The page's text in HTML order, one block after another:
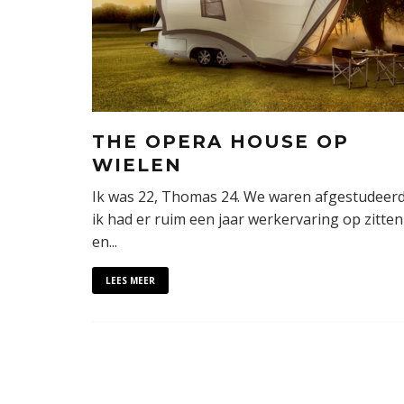
THE OPERA HOUSE OP
WIELEN
Ik was 22, Thomas 24. We waren
ik had er ruim een jaar werkervaring op zitten
en...
LEES MEER